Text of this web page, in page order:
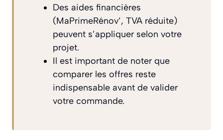
Des aides financières
(MaPrimeRénov’, TVA réduite)
peuvent s’appliquer selon votre
projet.
Il est important de noter que
comparer les offres reste
indispensable avant de valider
votre commande.